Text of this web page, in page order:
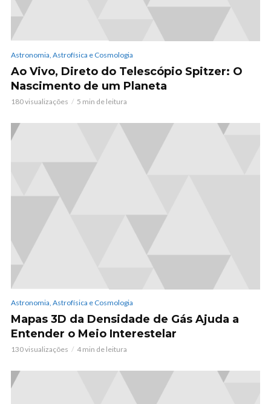
Astronomia, Astrofísica e Cosmologia
Ao Vivo, Direto do Telescópio Spitzer: O
Nascimento de um Planeta
180 visualizações 5 min de leitura
Astronomia, Astrofísica e Cosmologia
Mapas 3D da Densidade de Gás Ajuda a
Entender o Meio Interestelar
130 visualizações 4 min de leitura